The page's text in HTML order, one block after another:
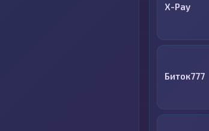
X-Pay
Биток777